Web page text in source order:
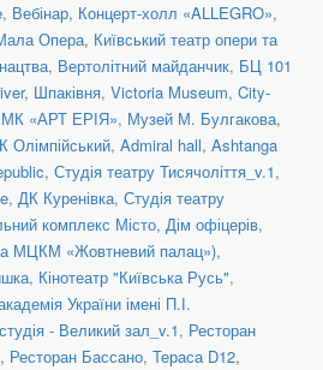
, Вебінар, Концерт-холл «ALLEGRO»,
Опера, Київський театр опери та
, Вертолітний майданчик, БЦ 101
, Шпаківня, Victoria Museum, City-
«АРТ ЕРІЯ», Музей М. Булгакова,
Олімпійський, Admiral hall, Ashtanga
, Студія театру Тисячоліття_v.1,
, ДК Куренівка, Студія театру
комплекс Місто, Дім офіцерів,
МЦКМ «Жовтневий палац»),
, Кінотеатр "Київська Русь",
України імені П.І.
- Великий зал_v.1, Ресторан
, Ресторан Бассано, Тераса D12,